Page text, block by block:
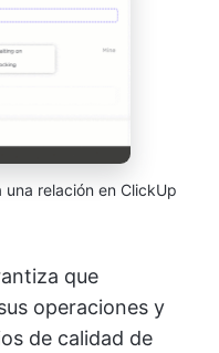
relación en ClickUp
que
operaciones y
de calidad de